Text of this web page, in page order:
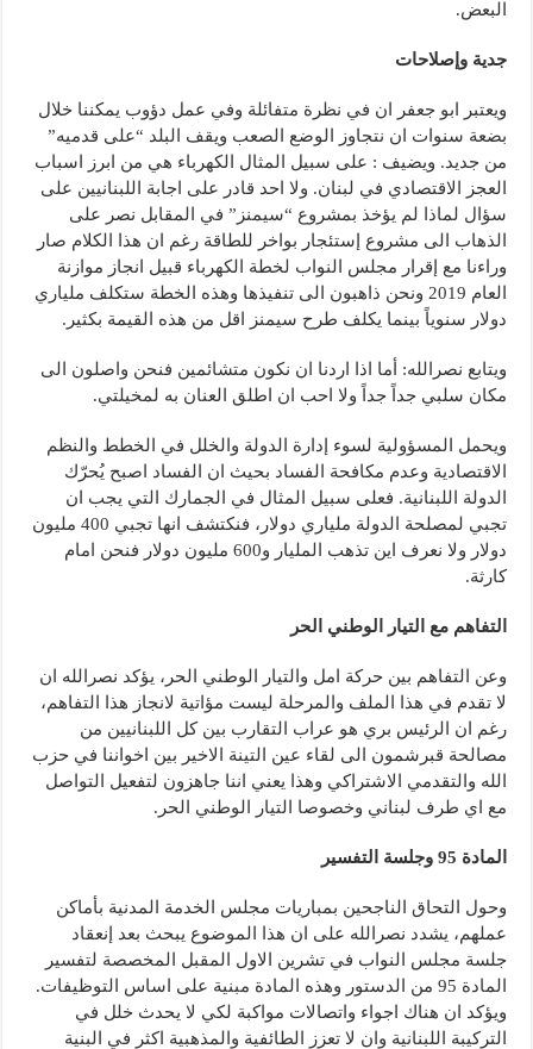
البعض.
جدية وإصلاحات
ويعتبر ابو جعفر ان في نظرة متفائلة وفي عمل دؤوب يمكننا خلال
بضعة سنوات ان نتجاوز الوضع الصعب ويقف البلد “على قدميه”
من جديد. ويضيف : على سبيل المثال الكهرباء هي من ابرز اسباب
العجز الاقتصادي في لبنان. ولا احد قادر على اجابة اللبنانيين على
سؤال لماذا لم يؤخذ بمشروع “سيمنز” في المقابل نصر على
الذهاب الى مشروع إستئجار بواخر للطاقة رغم ان هذا الكلام صار
وراءنا مع إقرار مجلس النواب لخطة الكهرباء قبيل انجاز موازنة
العام 2019 ونحن ذاهبون الى تنفيذها وهذه الخطة ستكلف ملياري
دولار سنوياً بينما يكلف طرح سيمنز اقل من هذه القيمة بكثير.
ويتابع نصرالله: أما اذا اردنا ان نكون متشائمين فنحن واصلون الى
مكان سلبي جداً جداً ولا احب ان اطلق العنان به لمخيلتي.
ويحمل المسؤولية لسوء إدارة الدولة والخلل في الخطط والنظم
الاقتصادية وعدم مكافحة الفساد بحيث ان الفساد اصبح يُحرّك
الدولة اللبنانية. فعلى سبيل المثال في الجمارك التي يجب ان
تجبي لمصلحة الدولة ملياري دولار، فنكتشف انها تجبي 400 مليون
دولار ولا نعرف اين تذهب المليار و600 مليون دولار فنحن امام
كارثة.
التفاهم مع التيار الوطني الحر
وعن التفاهم بين حركة امل والتيار الوطني الحر، يؤكد نصرالله ان
لا تقدم في هذا الملف والمرحلة ليست مؤاتية لانجاز هذا التفاهم،
رغم ان الرئيس بري هو عراب التقارب بين كل اللبنانيين من
مصالحة قبرشمون الى لقاء عين التينة الاخير بين اخواننا في حزب
الله والتقدمي الاشتراكي وهذا يعني اننا جاهزون لتفعيل التواصل
مع اي طرف لبناني وخصوصا التيار الوطني الحر.
المادة 95 وجلسة التفسير
وحول التحاق الناجحين بمباريات مجلس الخدمة المدنية بأماكن
عملهم، يشدد نصرالله على ان هذا الموضوع يبحث بعد إنعقاد
جلسة مجلس النواب في تشرين الاول المقبل المخصصة لتفسير
المادة 95 من الدستور وهذه المادة مبنية على اساس التوظيفات.
ويؤكد ان هناك اجواء واتصالات مواكبة لكي لا يحدث خلل في
التركيبة اللبنانية وان لا تعزز الطائفية والمذهبية اكثر في البنية